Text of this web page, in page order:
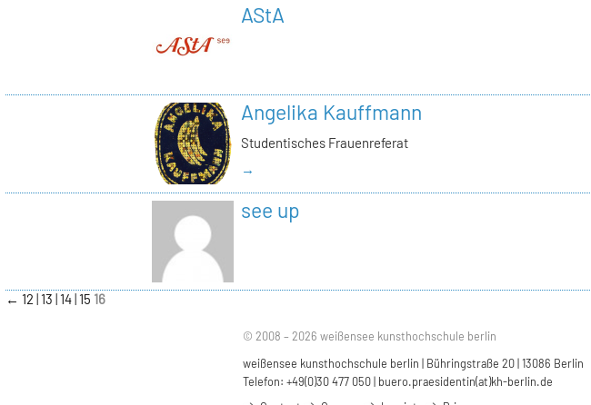
AStA
Angelika Kauffmann
Studentisches Frauenreferat
→
see up
← 12 13 14 15 16
© 2008 – 2026 weißensee kunsthochschule berlin
weißensee kunsthochschule berlin | Bühringstraße 20 | 13086 Berlin
Telefon: +49(0)30 477 050 | buero.praesidentin(at)kh-berlin.de